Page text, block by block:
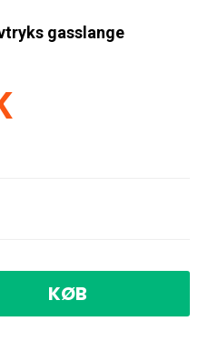
gasslange
KØB